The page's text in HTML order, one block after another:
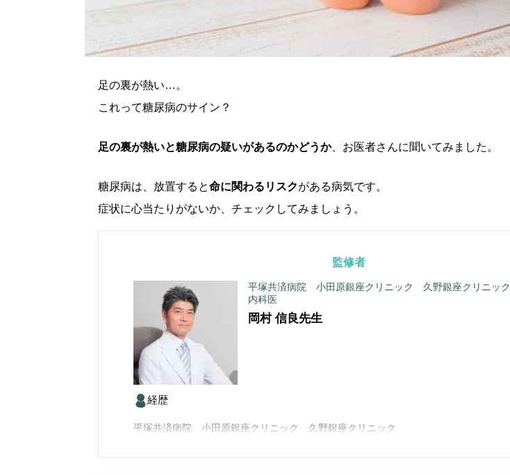
足の裏が熱い…。
これって糖尿病のサイン？
足の裏が熱いと糖尿病の疑いがあるのかどうか、お医者さんに聞いてみました。
糖尿病は、放置すると命に関わるリスクがある病気です。
症状に心当たりがないか、チェックしてみましょう。
監修者
平塚共済病院 小田原銀座クリニック 久野銀座クリニック
内科医
岡村 信良先生
経歴
平塚共済病院 小田原銀座クリニック 久野銀座クリニック